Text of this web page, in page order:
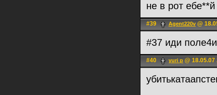
не в рот
#39 Agent220v @
#37 иди
#40 yuri p @ 18.05.07